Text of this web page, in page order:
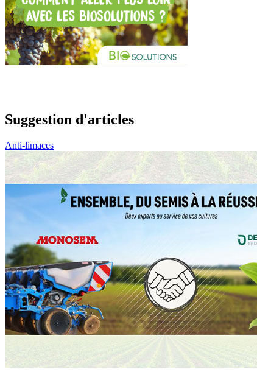
Suggestion d'articles
Anti-limaces